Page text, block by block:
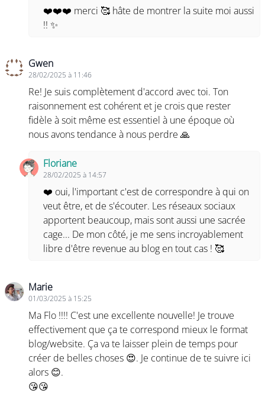
❤️❤️❤️ merci 🥰 hâte de montrer la suite moi aussi
!! ✨
Gwen
28/02/2025 à 11:46
Re! Je suis complètement d'accord avec toi. Ton
raisonnement est cohérent et je crois que rester
fidèle à soit même est essentiel à une époque où
nous avons tendance à nous perdre 🙏
Floriane
28/02/2025 à 14:57
❤️ oui, l'important c'est de correspondre à qui on
veut être, et de s'écouter. Les réseaux sociaux
apportent beaucoup, mais sont aussi une sacrée
cage... De mon côté, je me sens incroyablement
libre d'être revenue au blog en tout cas ! 🥰
Marie
01/03/2025 à 15:25
Ma Flo !!!! C'est une excellente nouvelle! Je trouve
effectivement que ça te correspond mieux le format
blog/website. Ça va te laisser plein de temps pour
créer de belles choses 😍. Je continue de te suivre ici
alors 😊.
😘😘